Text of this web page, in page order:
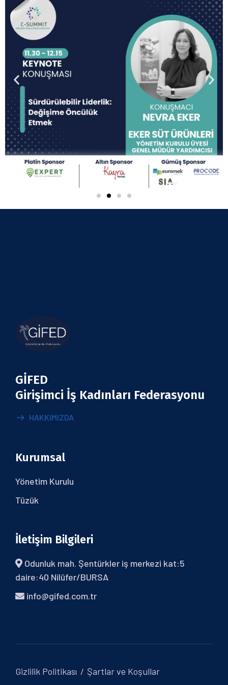
GİFED
Girişimci İş Kadınları Federasyonu
HAKKIMIZDA
Kurumsal
Yönetim Kurulu
Tüzük
İletişim Bilgileri
Odunluk mah. Şentürkler iş merkezi kat:5
daire:40 Nilüfer/BURSA
info@gifed.com.tr
Gizlilik Politikası Şartlar ve Koşullar